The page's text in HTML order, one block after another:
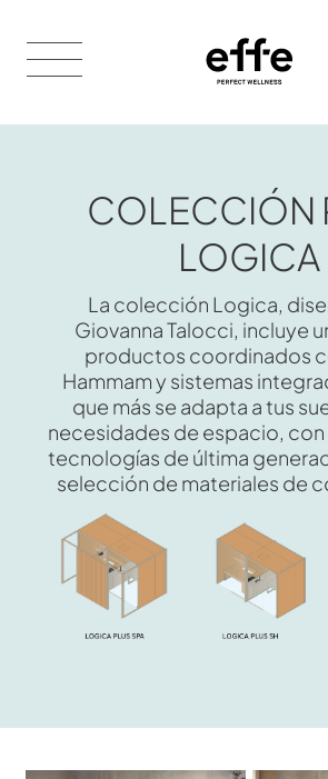
COLECCIÓN
LOGICA
La colección Logica,
Giovanna Talocci, incluye
productos coordinados
Hammam y sistemas
que más se adapta a tus
necesidades de espacio, con
tecnologías de última
selección de materiales de